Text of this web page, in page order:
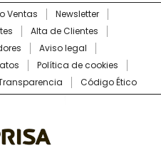
Ventas
Newsletter
Alta de Clientes
Aviso legal
Política de cookies
Código Ético